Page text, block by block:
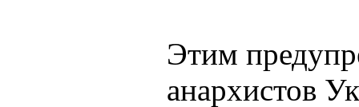
Этим
анархистов